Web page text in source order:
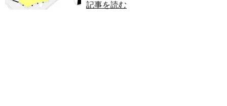
記事を読む